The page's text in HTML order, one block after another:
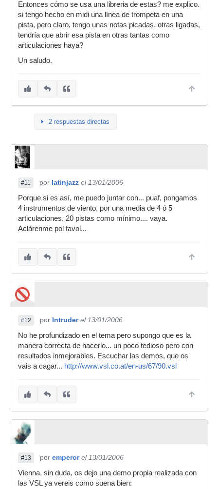
Entonces cómo se usa una libreria de estas? me explico.
si tengo hecho en midi una línea de trompeta en una
pista, pero claro, tengo unas notas picadas, otras ligadas,
tendría que abrir esa pista en otras tantas como
articulaciones haya?
Un saludo.
2 respuestas directas
#11 por latinjazz el 13/01/2006
Porque si es así, me puedo juntar con... puaf, pongamos
4 instrumentos de viento, por una media de 4 ó 5
articulaciones, 20 pistas como mínimo.... vaya.
Aclárenme pol favol...
#12 por Intruder el 13/01/2006
No he profundizado en el tema pero supongo que es la
manera correcta de hacerlo... un poco tedioso pero con
resultados inmejorables. Escuchar las demos, que os
vais a cagar... http://www.vsl.co.at/en-us/67/90.vsl
#13 por emperor el 13/01/2006
Vienna, sin duda, os dejo una demo propia realizada con
las VSL ya vereis como suena bien: